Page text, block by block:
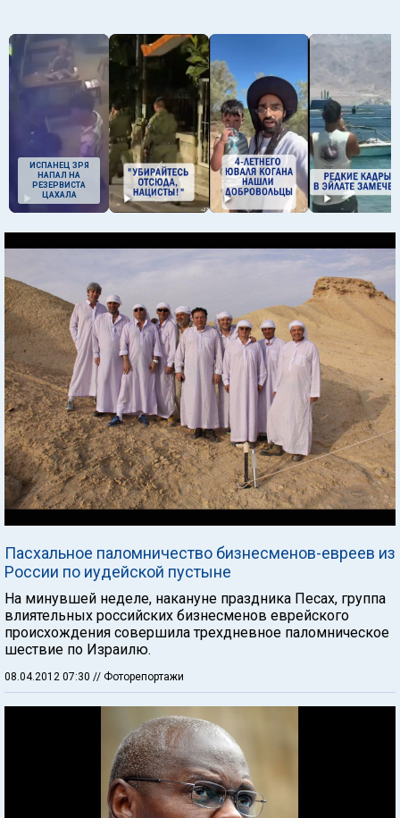
ИСПАНЕЦ ЗРЯ
НАПАЛ НА
РЕЗЕРВИСТА
ЦАХАЛА
Пасхальное паломничество бизнесменов-евреев из
России по иудейской пустыне
На минувшей неделе, накануне праздника Песах, группа
влиятельных российских бизнесменов еврейского
происхождения совершила трехдневное паломническое
шествие по Израилю.
08.04.2012 07:30 // Фоторепортажи